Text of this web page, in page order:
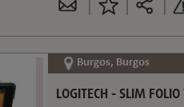
Burgos, Burgos
LOGITECH - SLIM